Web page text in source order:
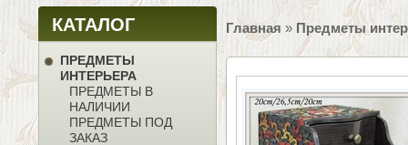
КАТАЛОГ
ПРЕДМЕТЫ
ИНТЕРЬЕРА
ПРЕДМЕТЫ В
НАЛИЧИИ
ПРЕДМЕТЫ ПОД
ЗАКАЗ
Главная » Предметы